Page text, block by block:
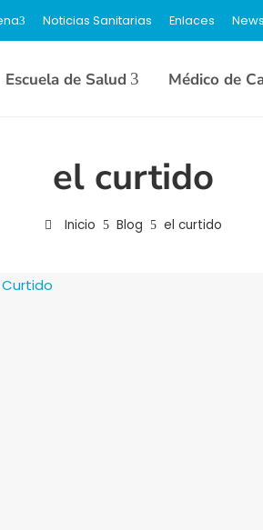
Noticias Sanitarias Enlaces
Escuela de Salud Médico de
el curtido
Inicio Blog el curtido